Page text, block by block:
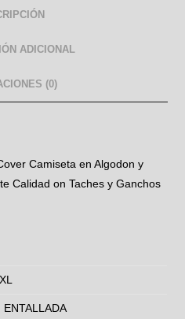
ADICIONAL
(0)
Camiseta en Algodon y
Calidad on Taches y Ganchos
ENTALLADA